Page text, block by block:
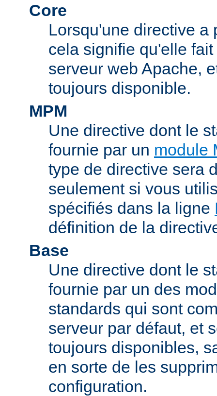
Core
Lorsqu'une directive a
cela signifie qu'elle
serveur web Apache,
toujours disponible.
MPM
Une directive dont le
fournie par un module
type de directive sera
seulement si vous
spécifiés dans la ligne
définition de la
Base
Une directive dont le
fournie par un des
standards qui sont
serveur par défaut, et
toujours disponibles,
en sorte de les
configuration.